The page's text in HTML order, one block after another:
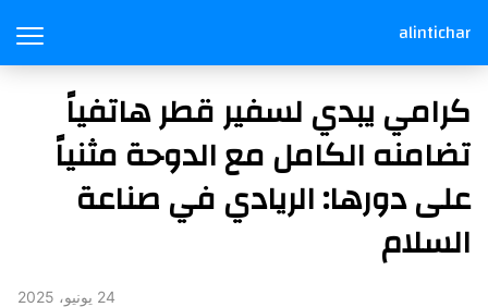
alintichar
كرامي يبدي لسفير قطر هاتفياً
تضامنه الكامل مع الدوحة مثنياً
على دورها: الريادي في صناعة
السلام
24 يونيو، 2025